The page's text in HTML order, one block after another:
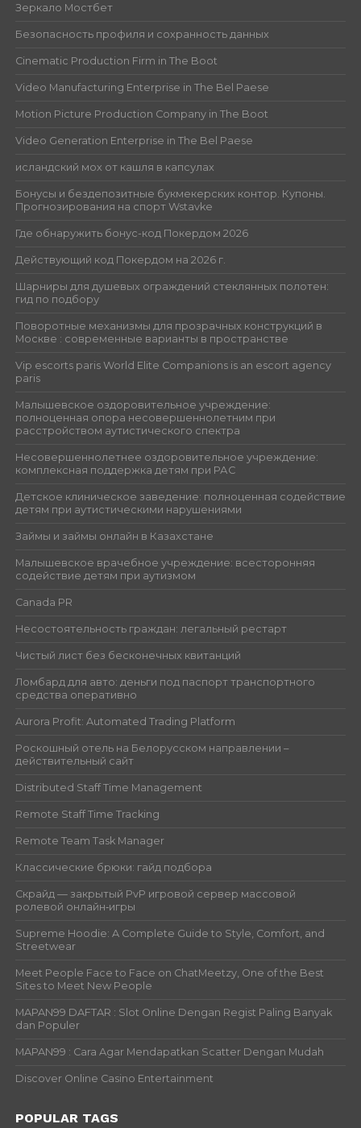
Зеркало Мостбет
Безопасность профиля и сохранность данных
Cinematic Production Firm in The Boot
Video Manufacturing Enterprise in The Bel Paese
Motion Picture Production Company in The Boot
Video Generation Enterprise in The Bel Paese
исландский мох от кашля в капсулах
Бонусы и бездепозитные букмекерских контор. Купоны.
Прогнозирования на спорт Wstavke
Где обнаружить бонус-код Покердом 2026
Действующий код Покердом на 2026 г.
Шарниры для душевых ограждений стеклянных полотен:
гид по подбору
Поворотные механизмы для прозрачных конструкций в
Москве : современные варианты в пространстве
Vip escorts paris World Elite Companions is an escort agency
paris
Малышевское оздоровительное учреждение:
полноценная опора несовершеннолетним при
расстройством аутистического спектра
Несовершеннолетнее оздоровительное учреждение:
комплексная поддержка детям при РАС
Детское клиническое заведение: полноценная содействие
детям при аутистическими нарушениями
Займы и займы онлайн в Казахстане
Малышевское врачебное учреждение: всесторонняя
содействие детям при аутизмом
Canada PR
Несостоятельность граждан: легальный рестарт
Чистый лист без бесконечных квитанций
Ломбард для авто: деньги под паспорт транспортного
средства оперативно
Aurora Profit: Automated Trading Platform
Роскошный отель на Белорусском направлении –
действительный сайт
Distributed Staff Time Management
Remote Staff Time Tracking
Remote Team Task Manager
Классические брюки: гайд подбора
Скрайд — закрытый PvP игровой сервер массовой
ролевой онлайн‑игры
Supreme Hoodie: A Complete Guide to Style, Comfort, and
Streetwear
Meet People Face to Face on ChatMeetzy, One of the Best
Sites to Meet New People
MAPAN99 DAFTAR : Slot Online Dengan Regist Paling Banyak
dan Populer
MAPAN99 : Cara Agar Mendapatkan Scatter Dengan Mudah
Discover Online Casino Entertainment
POPULAR TAGS